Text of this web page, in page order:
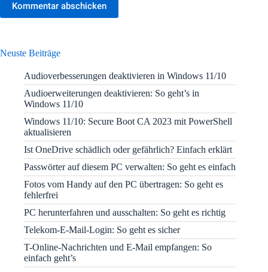
Kommentar abschicken
Neuste Beiträge
Audioverbesserungen deaktivieren in Windows 11/10
Audioerweiterungen deaktivieren: So geht’s in
Windows 11/10
Windows 11/10: Secure Boot CA 2023 mit PowerShell
aktualisieren
Ist OneDrive schädlich oder gefährlich? Einfach erklärt
Passwörter auf diesem PC verwalten: So geht es einfach
Fotos vom Handy auf den PC übertragen: So geht es
fehlerfrei
PC herunterfahren und ausschalten: So geht es richtig
Telekom-E-Mail-Login: So geht es sicher
T-Online-Nachrichten und E-Mail empfangen: So
einfach geht’s